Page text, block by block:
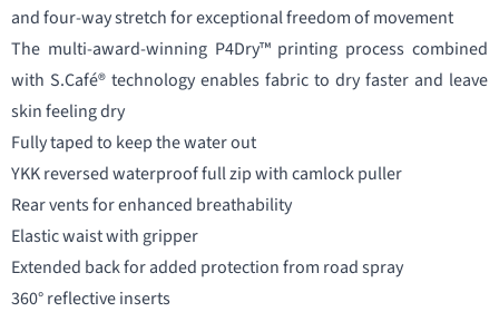
and four-way stretch for exceptional freedom of movement
The multi-award-winning P4Dry™ printing process combined
with S.Café® technology enables fabric to dry faster and leave
skin feeling dry
Fully taped to keep the water out
YKK reversed waterproof full zip with camlock puller
Rear vents for enhanced breathability
Elastic waist with gripper
Extended back for added protection from road spray
360° reflective inserts